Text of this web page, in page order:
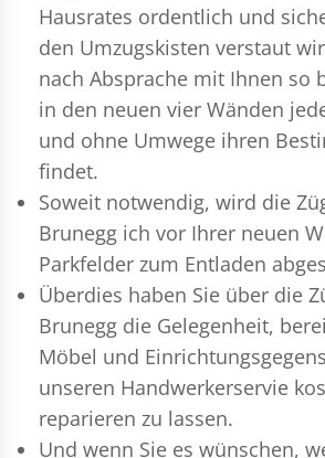
Hausrates ordentlich und
den Umzugskisten verstaut
nach Absprache mit Ihnen so
in den neuen vier Wänden
und ohne Umwege ihren
findet.
Soweit notwendig, wird die
Brunegg ich vor Ihrer neuen
Parkfelder zum Entladen
Überdies haben Sie über die
Brunegg die Gelegenheit,
Möbel und
unseren Handwerkerservie
reparieren zu lassen.
Und wenn Sie es wünschen,